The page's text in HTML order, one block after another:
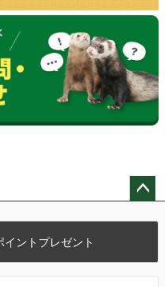
へ
イントプレゼント